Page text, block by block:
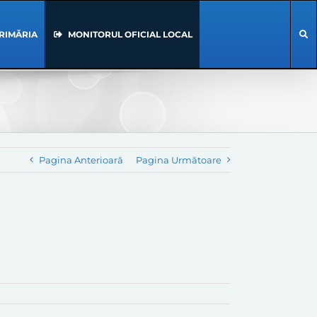
MONITORUL OFICIAL LOCAL
Pagina Anterioară Pagina Următoare